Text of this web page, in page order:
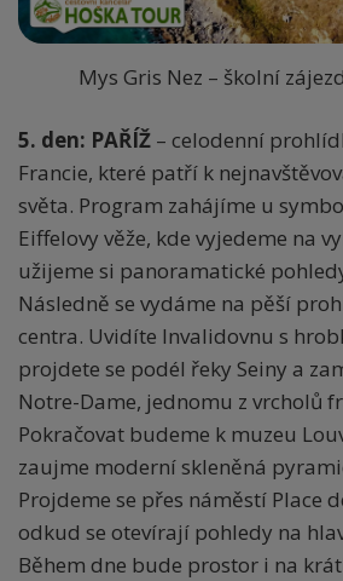
Mys Gris Nez – školní
5. den: PAŘÍŽ – celodenní
Francie, které patří k
světa. Program zahájíme u
Eiffelovy věže, kde vyjedeme na
užijeme si panoramatické
Následně se vydáme na pěší
centra. Uvidíte Invalidovnu s
projdete se podél řeky Seiny a
Notre-Dame, jednomu z vrcholů
Pokračovat budeme k muzeu
zaujme moderní skleněná
Projdeme se přes náměstí Place
odkud se otevírají pohledy na
Během dne bude prostor i na